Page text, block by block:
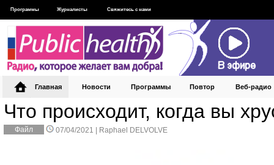
Что происходит, когда вы
Файл 07/04/2021 | Raphael DELVOLVE
Программы Журналисты Свяжитесь с нами
Главная Новости Программы Повтор Веб‑радио